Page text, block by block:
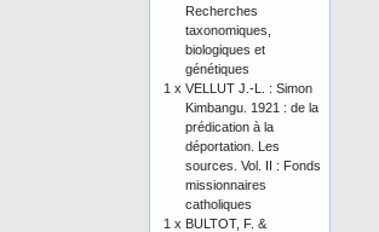
Recherches
taxonomiques,
biologiques et
génétiques
1 x VELLUT J.-L. : Simon
Kimbangu. 1921 : de la
prédication à la
déportation. Les
sources. Vol. II : Fonds
missionnaires
catholiques
1 x BULTOT, F. &